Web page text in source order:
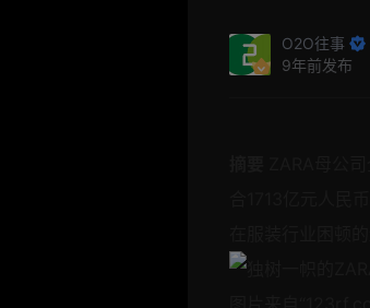
O2O往事
9年前发布
合1713亿元人民